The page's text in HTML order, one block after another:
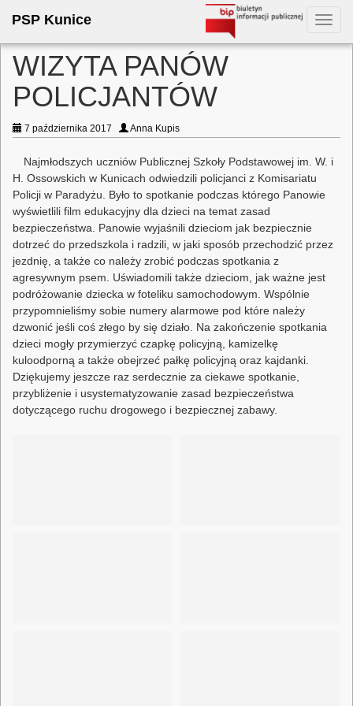
PSP Kunice
WIZYTA PANÓW
POLICJANTÓW
7 października 2017 Anna Kupis
Najmłodszych uczniów Publicznej Szkoły Podstawowej im. W. i
H. Ossowskich w Kunicach odwiedzili policjanci z Komisariatu
Policji w Paradyżu. Było to spotkanie podczas którego Panowie
wyświetlili film edukacyjny dla dzieci na temat zasad
bezpieczeństwa. Panowie wyjaśnili dzieciom jak bezpiecznie
dotrzeć do przedszkola i radzili, w jaki sposób przechodzić przez
jezdnię, a także co należy zrobić podczas spotkania z
agresywnym psem. Uświadomili także dzieciom, jak ważne jest
podróżowanie dziecka w foteliku samochodowym. Wspólnie
przypomnieliśmy sobie numery alarmowe pod które należy
dzwonić jeśli coś złego by się działo. Na zakończenie spotkania
dzieci mogły przymierzyć czapkę policyjną, kamizelkę
kuloodporną a także obejrzeć pałkę policyjną oraz kajdanki.
Dziękujemy jeszcze raz serdecznie za ciekawe spotkanie,
przybliżenie i usystematyzowanie zasad bezpieczeństwa
dotyczącego ruchu drogowego i bezpiecznej zabawy.